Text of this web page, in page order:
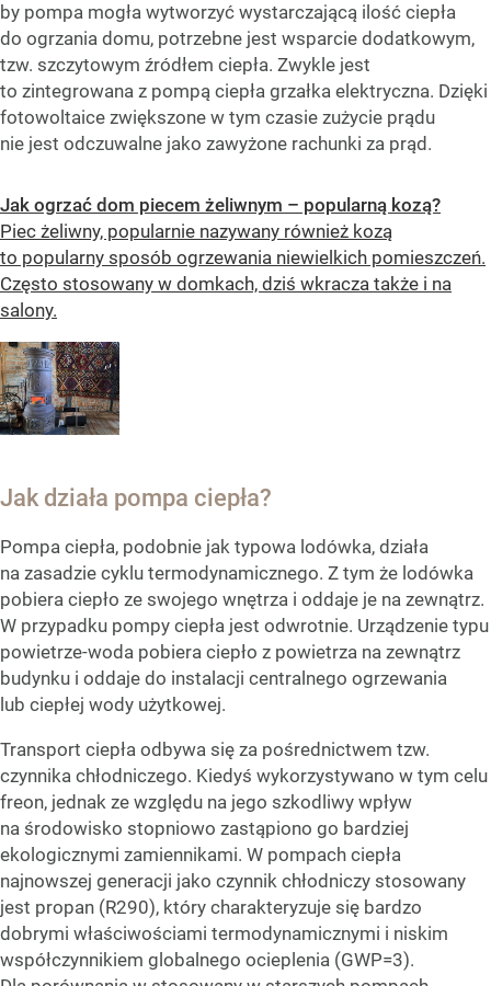
by pompa mogła wytworzyć wystarczającą ilość ciepła
do ogrzania domu, potrzebne jest wsparcie dodatkowym,
tzw. szczytowym źródłem ciepła. Zwykle jest
to zintegrowana z pompą ciepła grzałka elektryczna. Dzięki
fotowoltaice zwiększone w tym czasie zużycie prądu
nie jest odczuwalne jako zawyżone rachunki za prąd.
Jak ogrzać dom piecem żeliwnym – popularną kozą?
Piec żeliwny, popularnie nazywany również kozą
to popularny sposób ogrzewania niewielkich pomieszczeń.
Często stosowany w domkach, dziś wkracza także i na
salony.
Jak działa pompa ciepła?
Pompa ciepła, podobnie jak typowa lodówka, działa
na zasadzie cyklu termodynamicznego. Z tym że lodówka
pobiera ciepło ze swojego wnętrza i oddaje je na zewnątrz.
W przypadku pompy ciepła jest odwrotnie. Urządzenie typu
powietrze-woda pobiera ciepło z powietrza na zewnątrz
budynku i oddaje do instalacji centralnego ogrzewania
lub ciepłej wody użytkowej.
Transport ciepła odbywa się za pośrednictwem tzw.
czynnika chłodniczego. Kiedyś wykorzystywano w tym celu
freon, jednak ze względu na jego szkodliwy wpływ
na środowisko stopniowo zastąpiono go bardziej
ekologicznymi zamiennikami. W pompach ciepła
najnowszej generacji jako czynnik chłodniczy stosowany
jest propan (R290), który charakteryzuje się bardzo
dobrymi właściwościami termodynamicznymi i niskim
współczynnikiem globalnego ocieplenia (GWP=3).